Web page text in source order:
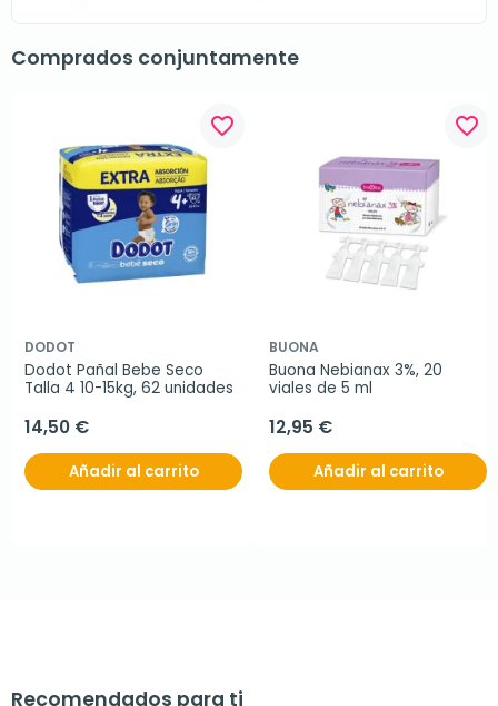
Comprados conjuntamente
favorite_border
DODOT
Dodot Pañal Bebe Seco
Talla 4 10-15kg, 62 unidades
14,50 €
Añadir al carrito
favorite_border
BUONA
Buona Nebianax 3%, 20
viales de 5 ml
12,95 €
Añadir al carrito
Recomendados para ti